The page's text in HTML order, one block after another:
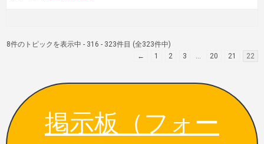
8件のトピックを表示中 - 316 - 323件目 (全323件中)
←
1 2 3 … 20 21 22
掲示板（フォー